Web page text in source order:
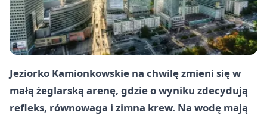
Jeziorko Kamionkowskie na chwilę zmieni się w
małą żeglarską arenę, gdzie o wyniku zdecydują
refleks, równowaga i zimna krew. Na wodę mają